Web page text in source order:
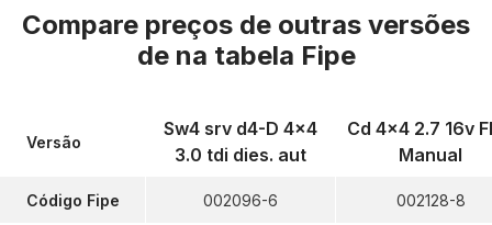
Compare preços de outras versões
de na tabela Fipe
Versão
Código Fipe
Sw4 srv d4-D 4x4
3.0 tdi dies. aut
002096-6
Cd 4x4 2.7 16v
Manual
002128-8